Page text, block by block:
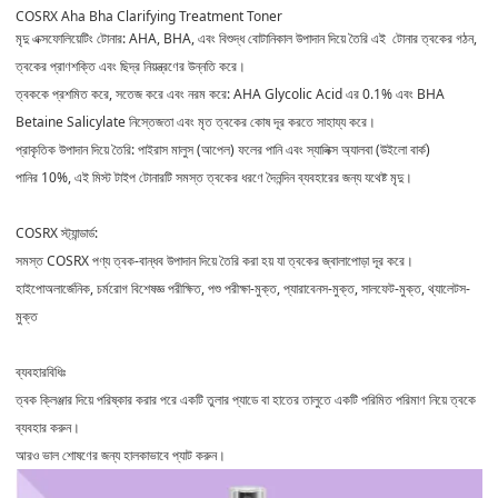
COSRX Aha Bha Clarifying Treatment Toner
মৃদু এক্সফোলিয়েটিং টোনার: AHA, BHA, এবং বিশুদ্ধ বোটানিকাল উপাদান দিয়ে তৈরি এই টোনার ত্বকের গঠন,
ত্বকের প্রাণশক্তি এবং ছিদ্র নিয়ন্ত্রণের উন্নতি করে।
ত্বককে প্রশমিত করে, সতেজ করে এবং নরম করে: AHA Glycolic Acid এর 0.1% এবং BHA
Betaine Salicylate নিস্তেজতা এবং মৃত ত্বকের কোষ দূর করতে সাহায্য করে।
প্রাকৃতিক উপাদান দিয়ে তৈরি: পাইরাস মালুস (আপেল) ফলের পানি এবং স্যালিক্স অ্যালবা (উইলো বার্ক)
পানির 10%, এই মিস্ট টাইপ টোনারটি সমস্ত ত্বকের ধরণে দৈনন্দিন ব্যবহারের জন্য যথেষ্ট মৃদু।
COSRX স্ট্যান্ডার্ড:
সমস্ত COSRX পণ্য ত্বক-বান্ধব উপাদান দিয়ে তৈরি করা হয় যা ত্বকের জ্বালাপোড়া দূর করে।
হাইপোঅলার্জেনিক, চর্মরোগ বিশেষজ্ঞ পরীক্ষিত, পশু পরীক্ষা-মুক্ত, প্যারাবেনস-মুক্ত, সালফেট-মুক্ত, থ্যালেটস-
মুক্ত
ব্যবহারবিধিঃ
ত্বক ক্লিঞ্জার দিয়ে পরিষ্কার করার পরে একটি তুলার প্যাডে বা হাতের তালুতে একটি পরিমিত পরিমাণ নিয়ে ত্বকে
ব্যবহার করুন।
আরও ভাল শোষণের জন্য হালকাভাবে প্যাট করুন।